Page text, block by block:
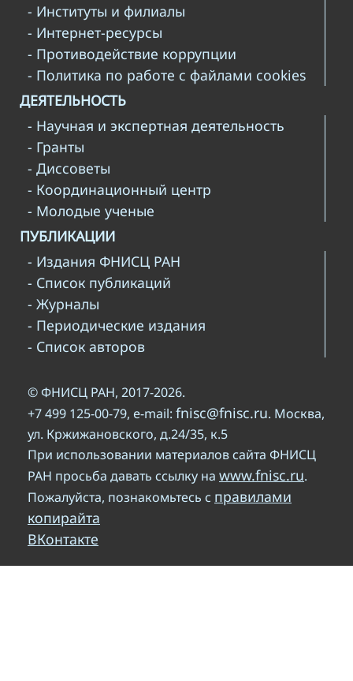
- Институты и филиалы
- Интернет-ресурсы
- Противодействие коррупции
- Политика по работе с файлами cookies
ДЕЯТЕЛЬНОСТЬ
- Научная и экспертная деятельность
- Гранты
- Диссоветы
- Координационный центр
- Молодые ученые
ПУБЛИКАЦИИ
- Издания ФНИСЦ РАН
- Список публикаций
- Журналы
- Периодические издания
- Список авторов
© ФНИСЦ РАН, 2017-2026.
+7 499 125-00-79, e-mail: fnisc@fnisc.ru. Москва,
ул. Кржижановского, д.24/35, к.5
При использовании материалов сайта ФНИСЦ
РАН просьба давать ссылку на www.fnisc.ru.
Пожалуйста, познакомьтесь с правилами
копирайта
ВКонтакте